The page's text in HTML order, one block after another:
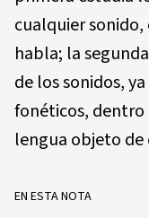
cualquier
habla; la
de los sonidos,
fonéticos,
lengua objeto de
EN ESTA NOTA